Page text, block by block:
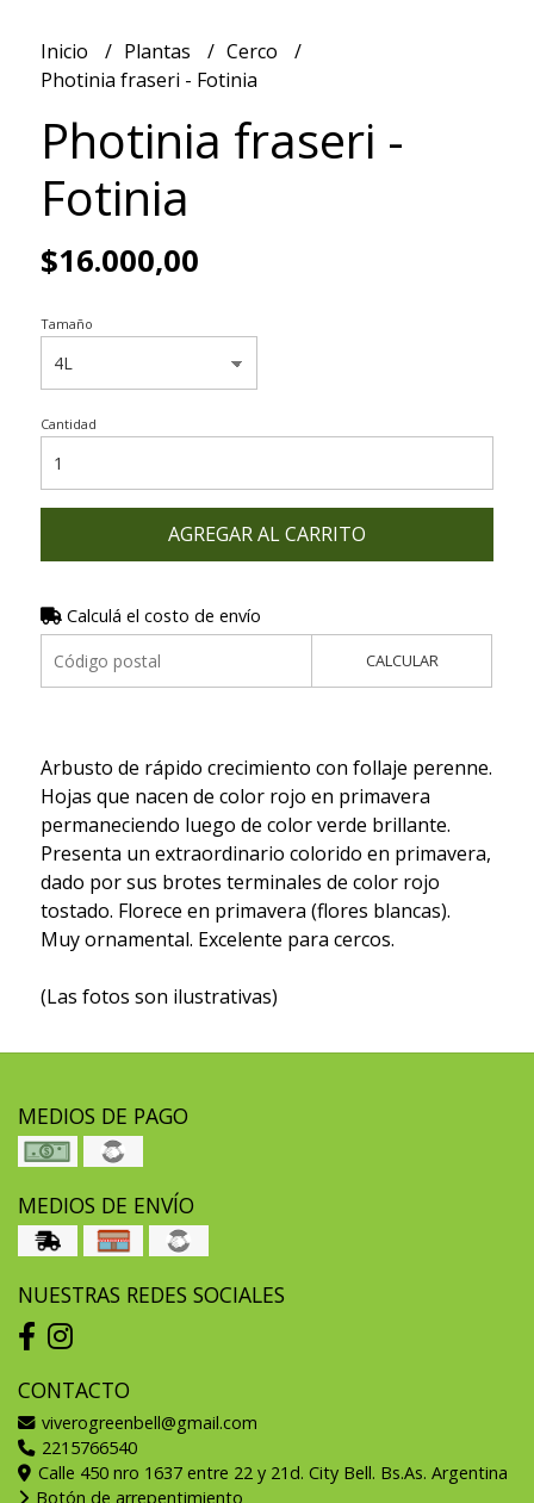
Inicio Plantas
Cerco
Photinia fraseri - Fotinia
Photinia fraseri -
Fotinia
$16.000,00
Tamaño
Cantidad
AGREGAR AL CARRITO
Calculá el costo de envío
CALCULAR
Arbusto de rápido crecimiento con follaje perenne.
Hojas que nacen de color rojo en primavera
permaneciendo luego de color verde brillante.
Presenta un extraordinario colorido en primavera,
dado por sus brotes terminales de color rojo
tostado. Florece en primavera (flores blancas).
Muy ornamental. Excelente para cercos.
(Las fotos son ilustrativas)
MEDIOS DE PAGO
MEDIOS DE ENVÍO
NUESTRAS REDES SOCIALES
CONTACTO
viverogreenbell@gmail.com
2215766540
Calle 450 nro 1637 entre 22 y 21d. City Bell. Bs.As. Argentina
Botón de arrepentimiento